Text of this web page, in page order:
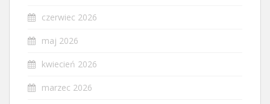
czerwiec 2026
maj 2026
kwiecień 2026
marzec 2026